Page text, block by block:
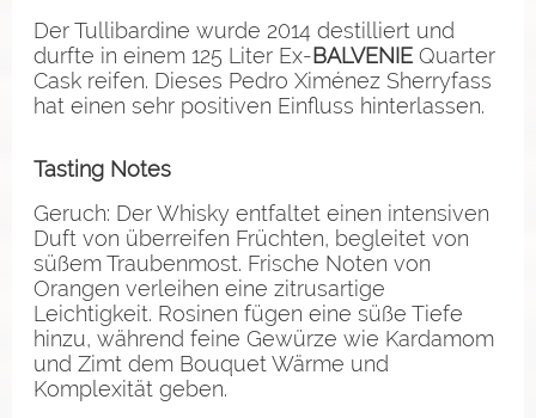
Der Tullibardine wurde 2014 destilliert und
durfte in einem 125 Liter Ex-BALVENIE Quarter
Cask reifen. Dieses Pedro Ximénez Sherryfass
hat einen sehr positiven Einfluss hinterlassen.
Tasting Notes
Geruch: Der Whisky entfaltet einen intensiven
Duft von überreifen Früchten, begleitet von
süßem Traubenmost. Frische Noten von
Orangen verleihen eine zitrusartige
Leichtigkeit. Rosinen fügen eine süße Tiefe
hinzu, während feine Gewürze wie Kardamom
und Zimt dem Bouquet Wärme und
Komplexität geben.